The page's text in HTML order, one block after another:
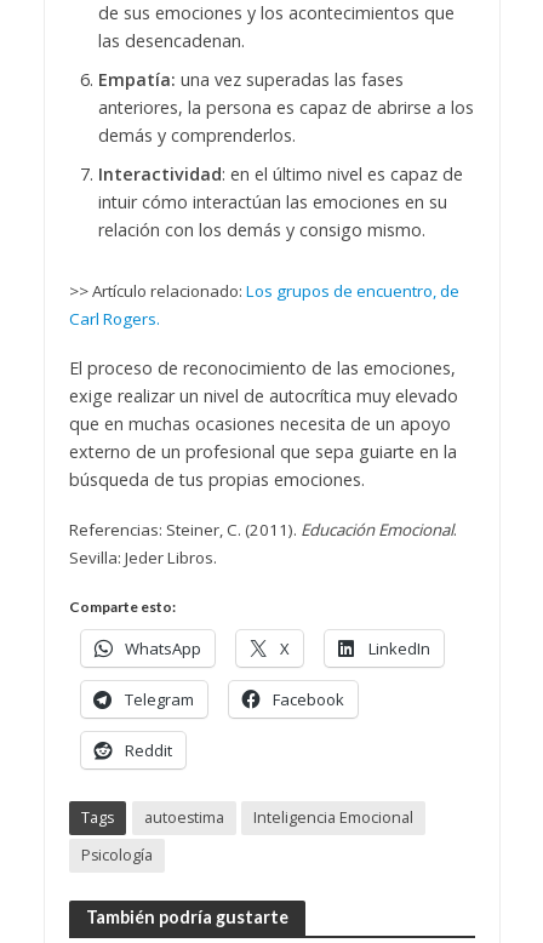
de sus emociones y los acontecimientos que
las desencadenan.
Empatía: una vez superadas las fases
anteriores, la persona es capaz de abrirse a los
demás y comprenderlos.
Interactividad: en el último nivel es capaz de
intuir cómo interactúan las emociones en su
relación con los demás y consigo mismo.
>> Artículo relacionado: Los grupos de encuentro, de
Carl Rogers.
El proceso de reconocimiento de las emociones,
exige realizar un nivel de autocrítica muy elevado
que en muchas ocasiones necesita de un apoyo
externo de un profesional que sepa guiarte en la
búsqueda de tus propias emociones.
Referencias: Steiner, C. (2011). Educación Emocional.
Sevilla: Jeder Libros.
Comparte esto:
WhatsApp X LinkedIn
Telegram Facebook
Reddit
Tags autoestima
Inteligencia Emocional
Psicología
También podría gustarte